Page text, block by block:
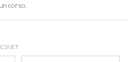
corso.